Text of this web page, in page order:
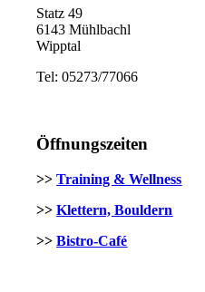
Statz 49
6143 Mühlbachl
Wipptal
Tel: 05273/77066
Öffnungszeiten
>>Training & Wellness
>>Klettern, Bouldern
>>Bistro-Café